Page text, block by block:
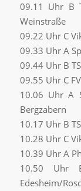
09.11 Uhr B
Weinstraße
09.22 Uhr C
09.33 Uhr A
09.44 Uhr B
09.55 Uhr C
10.06 Uhr A
Bergzabern
10.17 Uhr B
10.28 Uhr C
10.39 Uhr A
10.50 Uhr
Edesheim/